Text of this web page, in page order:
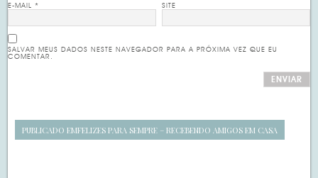
E-MAIL* SITE
SALVAR MEUS DADOS NESTE NAVEGADOR PARA A PRÓXIMA VEZ QUE EU
COMENTAR.
PUBLICADO EMFELIZES PARA SEMPRE – RECEBENDO AMIGOS EM CASA